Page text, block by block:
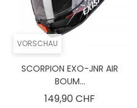
VORSCHAU
SCORPION EXO-JNR AIR
BOUM...
149,90 CHF